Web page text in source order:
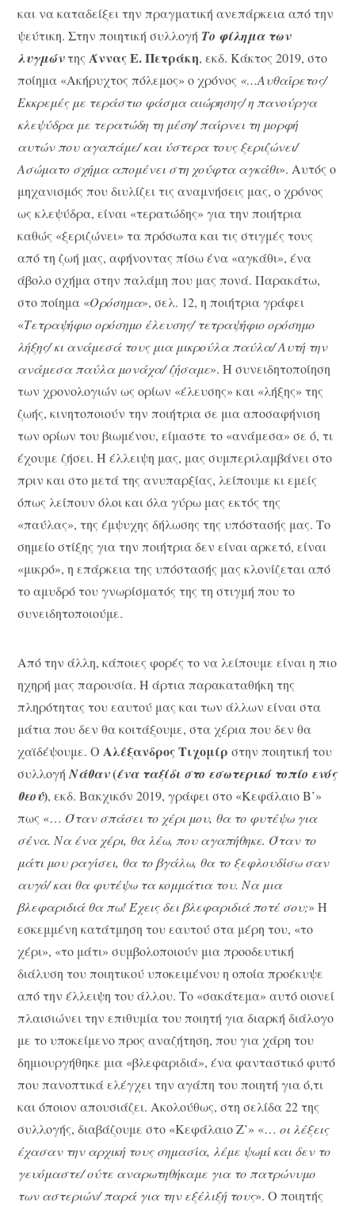
και να καταδείξει την πραγματική ανεπάρκεια από την
ψεύτικη. Στην ποιητική συλλογή Το φίλημα των
λυγμώντης Άννας Ε. Πετράκη, εκδ. Κάκτος 2019, στο
ποίημα «Ακήρυχτος πόλεμος» ο χρόνος «…Αυθαίρετος/
Εκκρεμές με τεράστιο φάσμα αιώρησης/ η πανούργα
κλεψύδρα με τερατώδη τη μέση/ παίρνει τη μορφή
αυτών που αγαπάμε/ και ύστερα τους ξεριζώνει/
Ασώματο σχήμα απομένει στη χούφτα αγκάθι». Αυτός ο
μηχανισμός που διυλίζει τις αναμνήσεις μας, ο χρόνος
ως κλεψύδρα, είναι «τερατώδης» για την ποιήτρια
καθώς «ξεριζώνει» τα πρόσωπα και τις στιγμές τους
από τη ζωή μας, αφήνοντας πίσω ένα «αγκάθι», ένα
άβολο σχήμα στην παλάμη που μας πονά. Παρακάτω,
στο ποίημα «Ορόσημα», σελ. 12, η ποιήτρια γράφει
«Τετραψήφιο ορόσημο έλευσης/ τετραψήφιο ορόσημο
λήξης/ κι ανάμεσά τους μια μικρούλα παύλα/ Αυτή την
ανάμεσα παύλα μονάχα/ ζήσαμε». Η συνειδητοποίηση
των χρονολογιών ως ορίων «έλευσης» και «λήξης» της
ζωής, κινητοποιούν την ποιήτρια σε μια αποσαφήνιση
των ορίων του βιωμένου, είμαστε το «ανάμεσα» σε ό, τι
έχουμε ζήσει. Η έλλειψη μας, μας συμπεριλαμβάνει στο
πριν και στο μετά της ανυπαρξίας, λείπουμε κι εμείς
όπως λείπουν όλοι και όλα γύρω μας εκτός της
«παύλας», της έμψυχης δήλωσης της υπόστασής μας. Το
σημείο στίξης για την ποιήτρια δεν είναι αρκετό, είναι
«μικρό», η επάρκεια της υπόστασής μας κλονίζεται από
το αμυδρό του γνωρίσματός της τη στιγμή που το
συνειδητοποιούμε.
Από την άλλη, κάποιες φορές το να λείπουμε είναι η πιο
ηχηρή μας παρουσία. Η άρτια παρακαταθήκη της
πληρότητας του εαυτού μας και των άλλων είναι στα
μάτια που δεν θα κοιτάξουμε, στα χέρια που δεν θα
χαϊδέψουμε. Ο Αλέξανδρος Τιχομίρ στην ποιητική του
συλλογήΝάθαν(ένα ταξίδι στο εσωτερικό τοπίο ενός
θεού), εκδ. Βακχικόν 2019, γράφει στο «Κεφάλαιο Β’»
πως «… Όταν σπάσει το χέρι μου, θα το φυτέψω για
σένα. Να ένα χέρι, θα λέω, που αγαπήθηκε. Όταν το
μάτι μου ραγίσει, θα το βγάλω, θα το ξεφλουδίσω σαν
αυγό/ και θα φυτέψω τα κομμάτια του. Να μια
βλεφαριδιά θα πω! Έχεις δει βλεφαριδιά ποτέ σου;» Η
εσκεμμένη κατάτμηση του εαυτού στα μέρη του, «το
χέρι», «το μάτι» συμβολοποιούν μια προοδευτική
διάλυση του ποιητικού υποκειμένου η οποία προέκυψε
από την έλλειψη του άλλου. Το «σακάτεμα» αυτό οιονεί
πλαισιώνει την επιθυμία του ποιητή για διαρκή διάλογο
με το υποκείμενο προς αναζήτηση, που για χάρη του
δημιουργήθηκε μια «βλεφαριδιά», ένα φανταστικό φυτό
που πανοπτικά ελέγχει την αγάπη του ποιητή για ό,τι
και όποιον απουσιάζει. Ακολούθως, στη σελίδα 22 της
συλλογής, διαβάζουμε στο «Κεφάλαιο Ζ’» «…οι λέξεις
έχασαν την αρχική τους σημασία, λέμε ψωμί και δεν το
γευόμαστε/ ούτε αναρωτηθήκαμε για το πατρώνυμο
των αστεριών/ παρά για την εξέλιξή τους». Ο ποιητής